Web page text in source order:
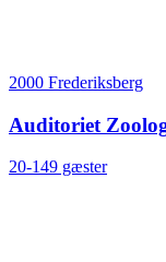
2000 Frederiksberg
Auditoriet
20-149 gæster